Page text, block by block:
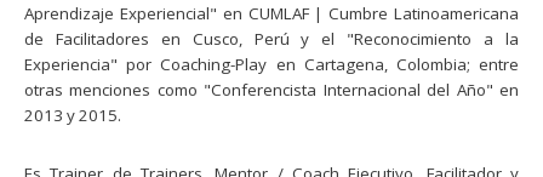
Aprendizaje Experiencial" en CUMLAF | Cumbre Latinoamericana
de Facilitadores en Cusco, Perú y el "Reconocimiento a la
Experiencia" por Coaching-Play en Cartagena, Colombia; entre
otras menciones como "Conferencista Internacional del Año" en
2013 y 2015.